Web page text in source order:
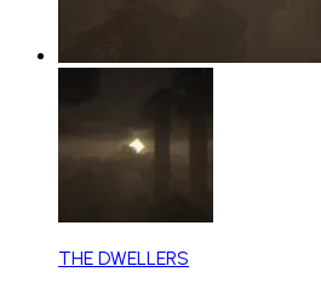
THE DWELLERS